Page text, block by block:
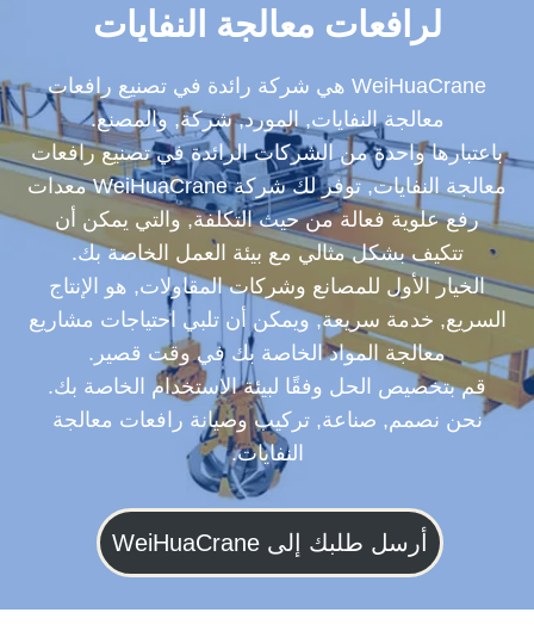
لرافعات معالجة النفايات
WeiHuaCrane هي شركة رائدة في تصنيع رافعات
معالجة النفايات, المورد, شركة, والمصنع.
باعتبارها واحدة من الشركات الرائدة في تصنيع رافعات
معالجة النفايات, توفر لك شركة WeiHuaCrane معدات
رفع علوية فعالة من حيث التكلفة, والتي يمكن أن
تتكيف بشكل مثالي مع بيئة العمل الخاصة بك.
الخيار الأول للمصانع وشركات المقاولات, هو الإنتاج
السريع, خدمة سريعة, ويمكن أن تلبي احتياجات مشاريع
معالجة المواد الخاصة بك في وقت قصير.
قم بتخصيص الحل وفقًا لبيئة الاستخدام الخاصة بك.
نحن نصمم, صناعة, تركيب وصيانة رافعات معالجة
النفايات.
أرسل طلبك إلى WeiHuaCrane